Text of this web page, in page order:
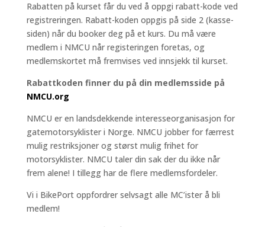
Rabatten på kurset får du ved å oppgi rabatt-kode ved
registreringen. Rabatt-koden oppgis på side 2 (kasse-
siden) når du booker deg på et kurs. Du må være
medlem i NMCU når registeringen foretas, og
medlemskortet må fremvises ved innsjekk til kurset.
Rabattkoden finner du på din medlemsside på
NMCU.org
NMCU er en landsdekkende interesseorganisasjon for
gatemotorsyklister i Norge. NMCU jobber for færrest
mulig restriksjoner og størst mulig frihet for
motorsyklister. NMCU taler din sak der du ikke når
frem alene! I tillegg har de flere medlemsfordeler.
Vi i BikePort oppfordrer selvsagt alle MC’ister å bli
medlem!